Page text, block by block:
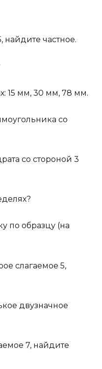
найдите частное.
15 мм, 30 мм, 78 мм.
со
со стороной 3
по образцу (на
слагаемое 5,
двузначное
7, найдите